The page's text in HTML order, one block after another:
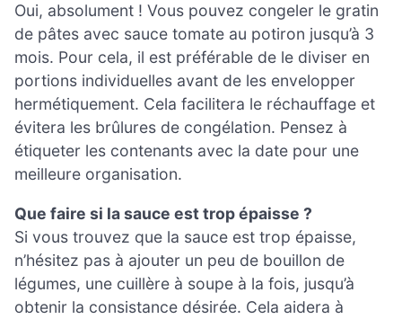
Oui, absolument ! Vous pouvez congeler le gratin
de pâtes avec sauce tomate au potiron jusqu’à 3
mois. Pour cela, il est préférable de le diviser en
portions individuelles avant de les envelopper
hermétiquement. Cela facilitera le réchauffage et
évitera les brûlures de congélation. Pensez à
étiqueter les contenants avec la date pour une
meilleure organisation.
Que faire si la sauce est trop épaisse ?
Si vous trouvez que la sauce est trop épaisse,
n’hésitez pas à ajouter un peu de bouillon de
légumes, une cuillère à soupe à la fois, jusqu’à
obtenir la consistance désirée. Cela aidera à